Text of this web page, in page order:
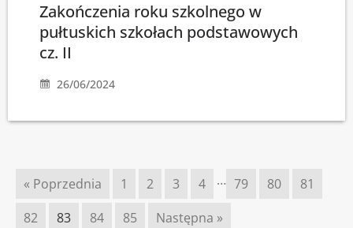
Zakończenia roku szkolnego w
pułtuskich szkołach podstawowych
cz. II
26/06/2024
« Poprzednia 1 2 3 4 … 79 80
81
82
83 84 85 Następna »